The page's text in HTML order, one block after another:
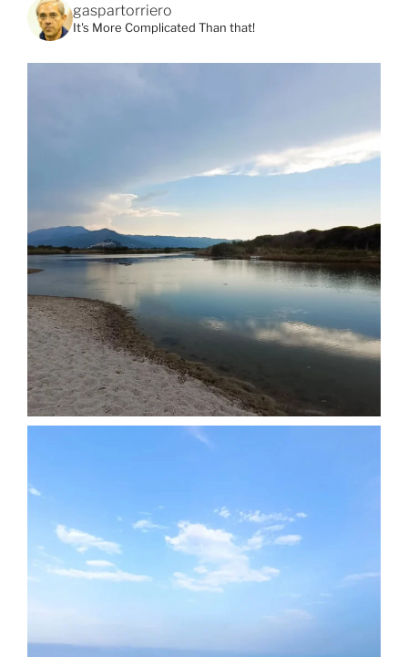
gaspartorriero
It's More Complicated Than that!